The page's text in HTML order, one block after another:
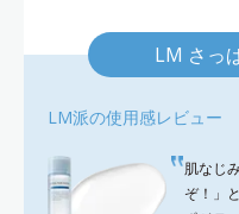
LM さっ
LM派の使用感レビュー
肌なじ
ぞ！」